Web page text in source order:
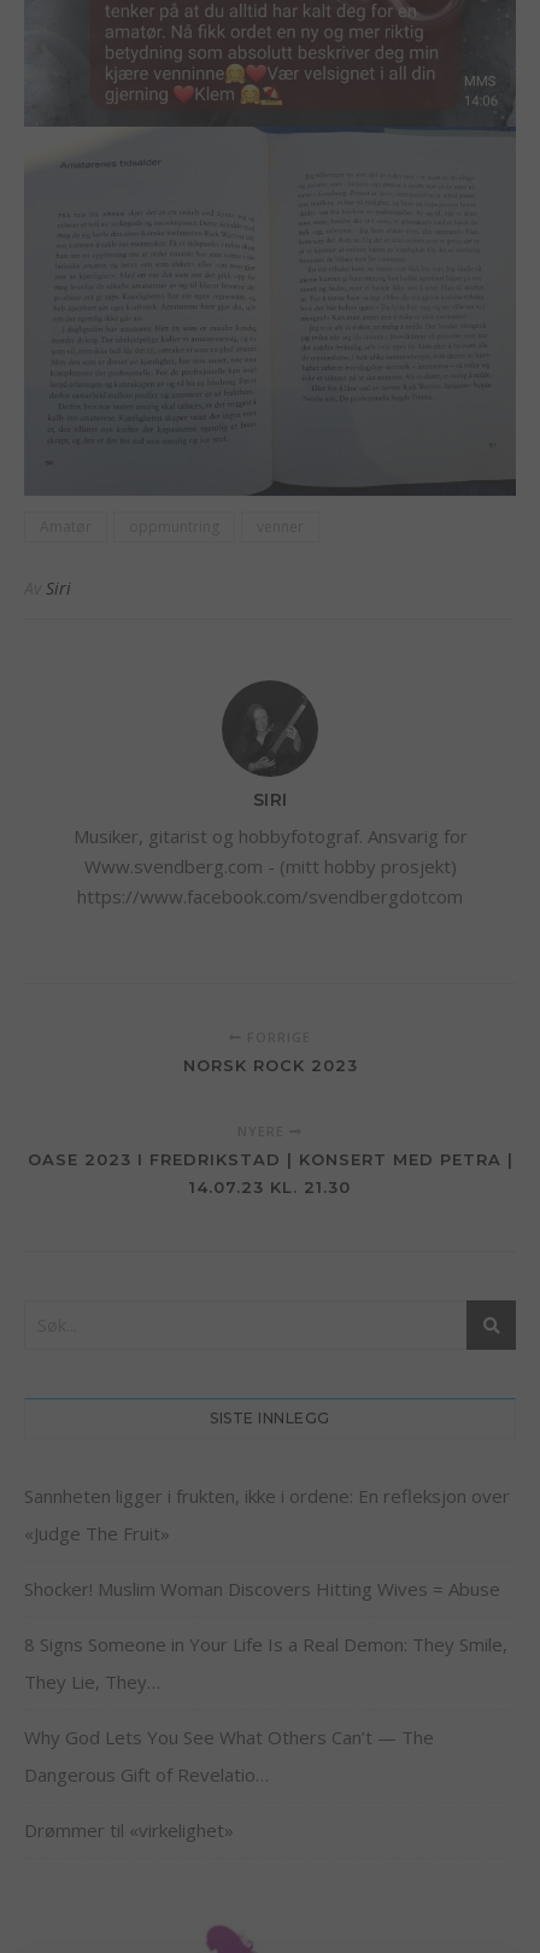
Siri
SIRI
Musiker, gitarist og hobbyfotograf. Ansvarig for
Www.svendberg.com - (mitt hobby prosjekt)
https://www.facebook.com/svendbergdotcom
NORSK ROCK 2023
OASE 2023 I FREDRIKSTAD | KONSERT MED PETRA |
14.07.23 KL. 21.30
SISTE INNLEGG
Sannheten ligger i frukten, ikke i ordene: En refleksjon over
«Judge The Fruit»
Shocker! Muslim Woman Discovers Hitting Wives = Abuse
8 Signs Someone in Your Life Is a Real Demon: They Smile,
They Lie, They…
Why God Lets You See What Others Can’t — The
Dangerous Gift of Revelatio…
Drømmer til «virkelighet»